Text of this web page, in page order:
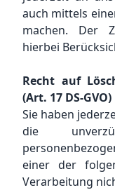
auch mittels
machen. Der
hierbei
Recht auf
(Art. 17 DS-GVO)
Sie haben
die
einer der
Verarbeitung